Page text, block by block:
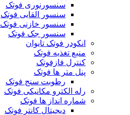
سنسورنوری فوتک
سنسور القایی فوتک
سنسور خازنی فوتک
سنسور جک فوتک
انکودر فوتک تایوان
منبع تغذیه فوتک
کنترل فازفوتک
پنل متر ها فوتک
رطوبت سنج فوتک
رله الکترو مکانیکی فوتک
شماره انداز ها فوتک
دیجیتال کانتر فوتک